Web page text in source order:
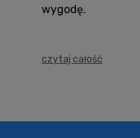
wygodę.
czytaj całość